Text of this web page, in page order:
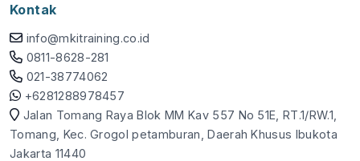
Kontak
info@mkitraining.co.id
0811-8628-281
021-38774062
+6281288978457
Jalan Tomang Raya Blok MM Kav 557 No 51E, RT.1/RW.1,
Tomang, Kec. Grogol petamburan, Daerah Khusus Ibukota
Jakarta 11440